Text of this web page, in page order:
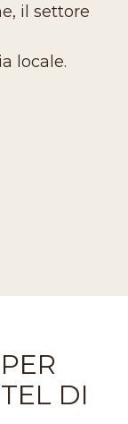
il settore
locale.
DI